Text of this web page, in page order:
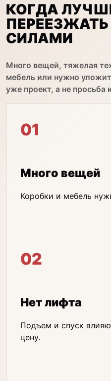
КОГДА
СИЛАМИ
Много вещей, тяжелая
мебель или нужно
уже проект, а не просьба
01
Много вещей
Коробки и мебель
02
Нет лифта
Подъем и спуск
цену.